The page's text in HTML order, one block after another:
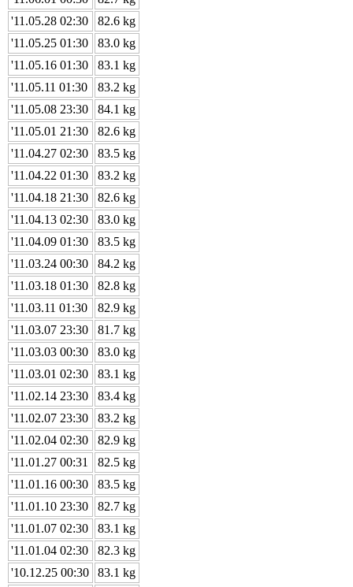
'11.05.28 02:30
82.6 kg
'11.05.25 01:30
83.0 kg
'11.05.16 01:30
83.1 kg
'11.05.11 01:30
83.2 kg
'11.05.08 23:30
84.1 kg
'11.05.01 21:30
82.6 kg
'11.04.27 02:30
83.5 kg
'11.04.22 01:30
83.2 kg
'11.04.18 21:30
82.6 kg
'11.04.13 02:30
83.0 kg
'11.04.09 01:30
83.5 kg
'11.03.24 00:30
84.2 kg
'11.03.18 01:30
82.8 kg
'11.03.11 01:30
82.9 kg
'11.03.07 23:30
81.7 kg
'11.03.03 00:30
83.0 kg
'11.03.01 02:30
83.1 kg
'11.02.14 23:30
83.4 kg
'11.02.07 23:30
83.2 kg
'11.02.04 02:30
82.9 kg
'11.01.27 00:31
82.5 kg
'11.01.16 00:30
83.5 kg
'11.01.10 23:30
82.7 kg
'11.01.07 02:30
83.1 kg
'11.01.04 02:30
82.3 kg
'10.12.25 00:30
83.1 kg